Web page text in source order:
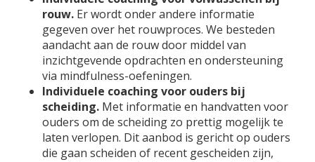
rouw. Er wordt onder andere informatie
gegeven over het rouwproces. We besteden
aandacht aan de rouw door middel van
inzichtgevende opdrachten en ondersteuning
via mindfulness-oefeningen.
Individuele coaching voor ouders bij
scheiding. Met informatie en handvatten voor
ouders om de scheiding zo prettig mogelijk te
laten verlopen. Dit aanbod is gericht op ouders
die gaan scheiden of recent gescheiden zijn,